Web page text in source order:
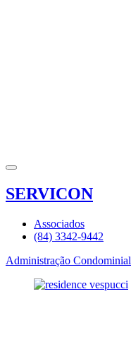
SERVICON
Associados
(84) 3342-9442
Administração Condominial